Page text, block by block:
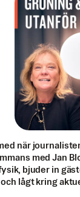
när
med Jan
bjuder in
lågt kring